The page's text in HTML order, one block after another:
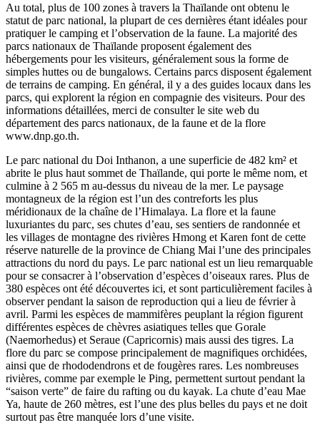
Au total, plus de 100 zones à travers la Thaïlande ont obtenu le
statut de parc national, la plupart de ces dernières étant idéales pour
pratiquer le camping et l’observation de la faune. La majorité des
parcs nationaux de Thaïlande proposent également des
hébergements pour les visiteurs, généralement sous la forme de
simples huttes ou de bungalows. Certains parcs disposent également
de terrains de camping. En général, il y a des guides locaux dans les
parcs, qui explorent la région en compagnie des visiteurs. Pour des
informations détaillées, merci de consulter le site web du
département des parcs nationaux, de la faune et de la flore
www.dnp.go.th.
Le parc national du Doi Inthanon, a une superficie de 482 km² et
abrite le plus haut sommet de Thaïlande, qui porte le même nom, et
culmine à 2 565 m au-dessus du niveau de la mer. Le paysage
montagneux de la région est l’un des contreforts les plus
méridionaux de la chaîne de l’Himalaya. La flore et la faune
luxuriantes du parc, ses chutes d’eau, ses sentiers de randonnée et
les villages de montagne des rivières Hmong et Karen font de cette
réserve naturelle de la province de Chiang Mai l’une des principales
attractions du nord du pays. Le parc national est un lieu remarquable
pour se consacrer à l’observation d’espèces d’oiseaux rares. Plus de
380 espèces ont été découvertes ici, et sont particulièrement faciles à
observer pendant la saison de reproduction qui a lieu de février à
avril. Parmi les espèces de mammifères peuplant la région figurent
différentes espèces de chèvres asiatiques telles que Gorale
(Naemorhedus) et Seraue (Capricornis) mais aussi des tigres. La
flore du parc se compose principalement de magnifiques orchidées,
ainsi que de rhododendrons et de fougères rares. Les nombreuses
rivières, comme par exemple le Ping, permettent surtout pendant la
“saison verte” de faire du rafting ou du kayak. La chute d’eau Mae
Ya, haute de 260 mètres, est l’une des plus belles du pays et ne doit
surtout pas être manquée lors d’une visite.